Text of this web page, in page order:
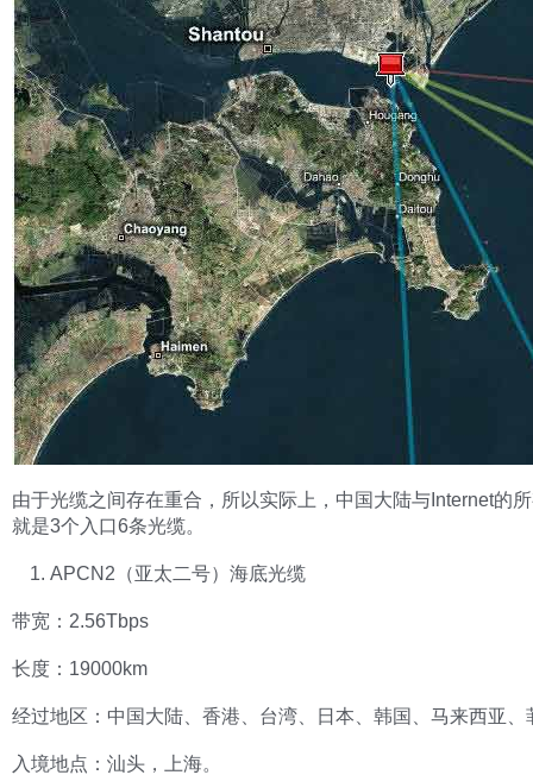
由于光缆之间存在重合，所以实际上，中国大陆与Internet的
就是3个入口6条光缆。
APCN2（亚太二号）海底光缆
带宽：2.56Tbps
长度：19000km
经过地区：中国大陆、香港、台湾、日本、韩国、马来西亚、
入境地点：汕头，上海。